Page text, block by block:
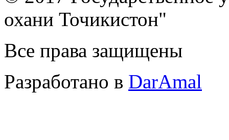
охани Точикистон"
Все права защищены
Разработано в DarAmal